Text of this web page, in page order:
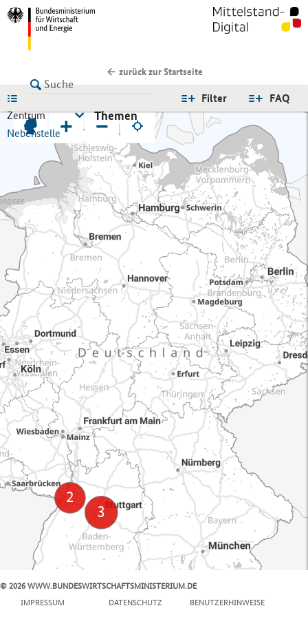
zurück zur Startseite
FAQ
Filter
Zentrum
Nebenstelle
Themen
+ −
© 2026 WWW.BUNDESWIRTSCHAFTSMINISTERIUM.DE
IMPRESSUM
DATENSCHUTZ BENUTZERHINWEISE